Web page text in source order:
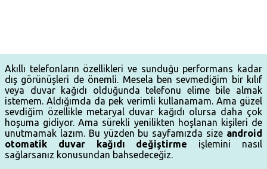
Akıllı telefonların özellikleri ve sunduğu performans kadar
dış görünüşleri de önemli. Mesela ben sevmediğim bir kılıf
veya duvar kağıdı olduğunda telefonu elime bile almak
istemem. Aldığımda da pek verimli kullanamam. Ama güzel
sevdiğim özellikle metaryal duvar kağıdı olursa daha çok
hoşuma gidiyor. Ama sürekli yenilikten hoşlanan kişileri de
unutmamak lazım. Bu yüzden bu sayfamızda size android
otomatik duvar kağıdı değiştirme işlemini nasıl
sağlarsanız konusundan bahsedeceğiz.